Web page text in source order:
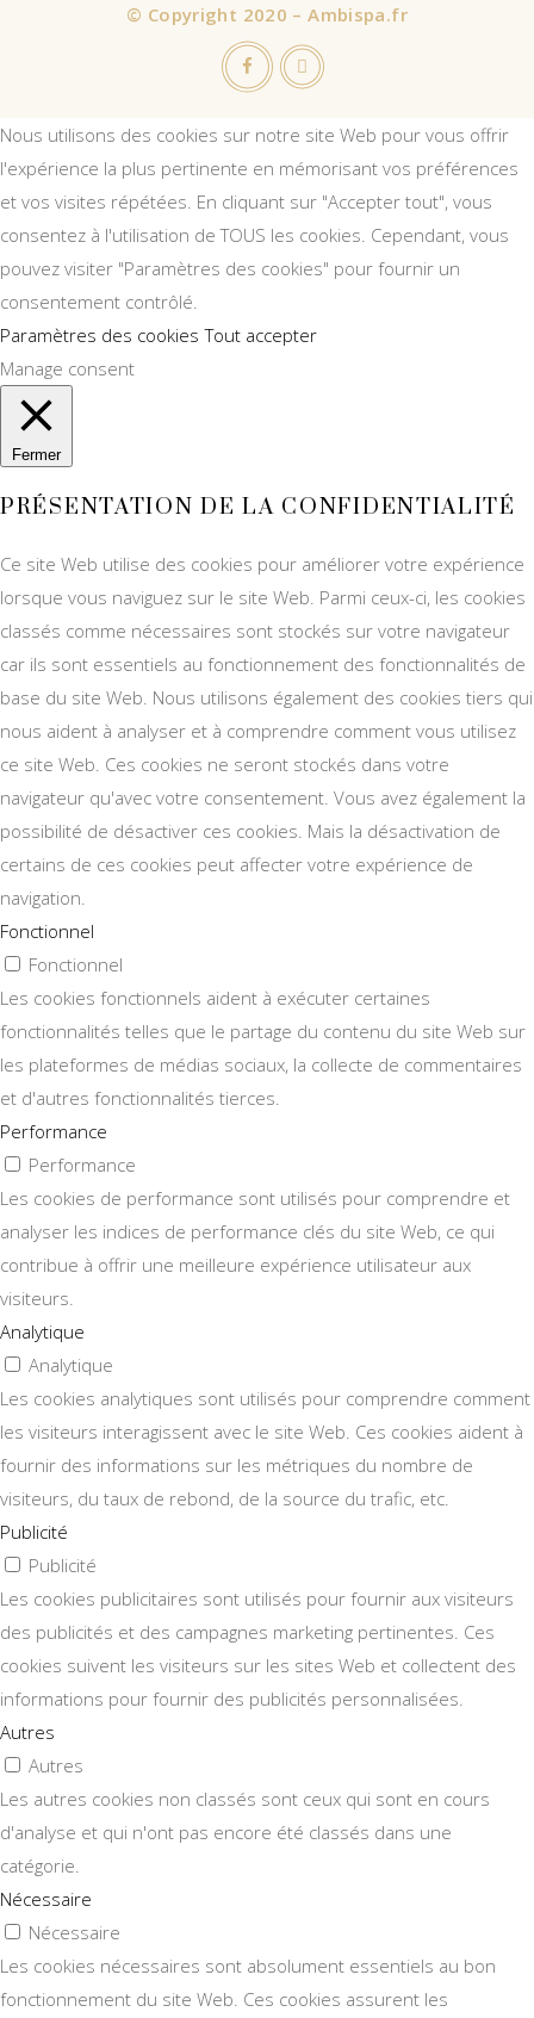
© Copyright 2020 – Ambispa.fr
Nous utilisons des cookies sur notre site Web pour vous offrir
l'expérience la plus pertinente en mémorisant vos préférences
et vos visites répétées. En cliquant sur "Accepter tout", vous
consentez à l'utilisation de TOUS les cookies. Cependant, vous
pouvez visiter "Paramètres des cookies" pour fournir un
consentement contrôlé.
Paramètres des cookies Tout accepter
Manage consent
Fermer
PRÉSENTATION DE LA CONFIDENTIALITÉ
Ce site Web utilise des cookies pour améliorer votre expérience
lorsque vous naviguez sur le site Web. Parmi ceux-ci, les cookies
classés comme nécessaires sont stockés sur votre navigateur
car ils sont essentiels au fonctionnement des fonctionnalités de
base du site Web. Nous utilisons également des cookies tiers qui
nous aident à analyser et à comprendre comment vous utilisez
ce site Web. Ces cookies ne seront stockés dans votre
navigateur qu'avec votre consentement. Vous avez également la
possibilité de désactiver ces cookies. Mais la désactivation de
certains de ces cookies peut affecter votre expérience de
navigation.
Fonctionnel
Fonctionnel
Les cookies fonctionnels aident à exécuter certaines
fonctionnalités telles que le partage du contenu du site Web sur
les plateformes de médias sociaux, la collecte de commentaires
et d'autres fonctionnalités tierces.
Performance
Performance
Les cookies de performance sont utilisés pour comprendre et
analyser les indices de performance clés du site Web, ce qui
contribue à offrir une meilleure expérience utilisateur aux
visiteurs.
Analytique
Analytique
Les cookies analytiques sont utilisés pour comprendre comment
les visiteurs interagissent avec le site Web. Ces cookies aident à
fournir des informations sur les métriques du nombre de
visiteurs, du taux de rebond, de la source du trafic, etc.
Publicité
Publicité
Les cookies publicitaires sont utilisés pour fournir aux visiteurs
des publicités et des campagnes marketing pertinentes. Ces
cookies suivent les visiteurs sur les sites Web et collectent des
informations pour fournir des publicités personnalisées.
Autres
Autres
Les autres cookies non classés sont ceux qui sont en cours
d'analyse et qui n'ont pas encore été classés dans une
catégorie.
Nécessaire
Nécessaire
Les cookies nécessaires sont absolument essentiels au bon
fonctionnement du site Web. Ces cookies assurent les